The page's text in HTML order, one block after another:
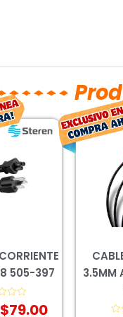
505-397
El
original
era:
$79.00
El
precio
3.5MM